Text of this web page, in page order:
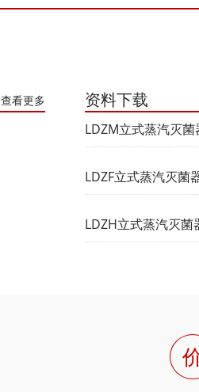
查看更多 资料下载
LDZM立式蒸汽灭
LDZF立式蒸汽灭菌
LDZH立式蒸汽灭